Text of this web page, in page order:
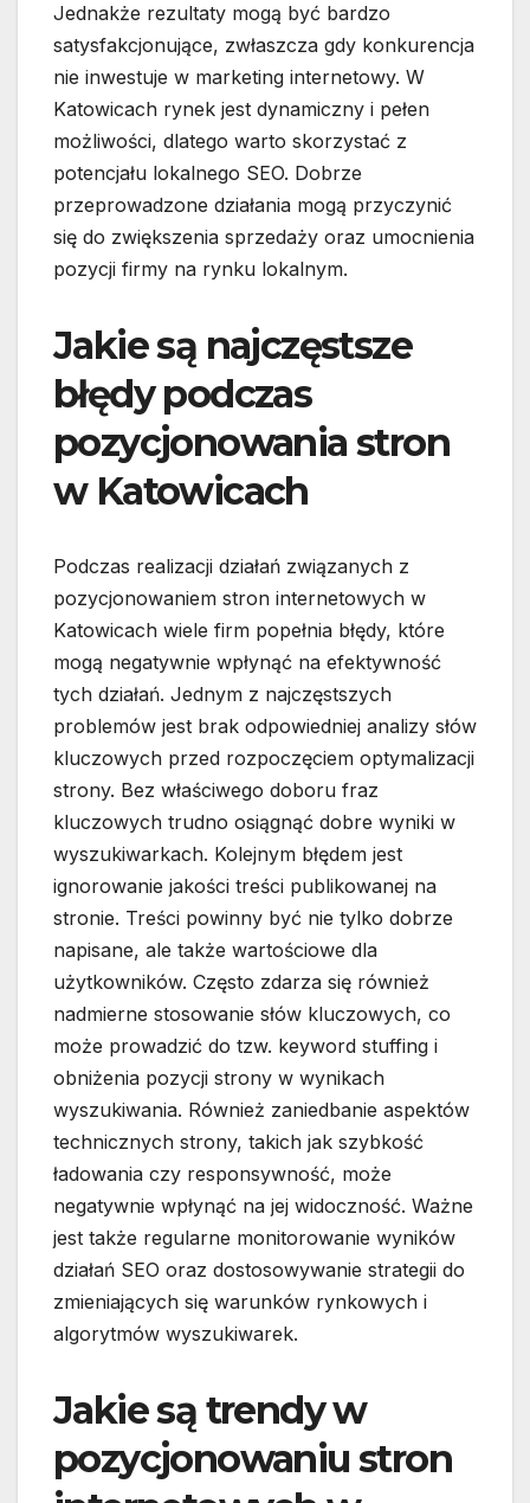
Jednakże rezultaty mogą być bardzo
satysfakcjonujące, zwłaszcza gdy konkurencja
nie inwestuje w marketing internetowy. W
Katowicach rynek jest dynamiczny i pełen
możliwości, dlatego warto skorzystać z
potencjału lokalnego SEO. Dobrze
przeprowadzone działania mogą przyczynić
się do zwiększenia sprzedaży oraz umocnienia
pozycji firmy na rynku lokalnym.
Jakie są najczęstsze
błędy podczas
pozycjonowania stron
w Katowicach
Podczas realizacji działań związanych z
pozycjonowaniem stron internetowych w
Katowicach wiele firm popełnia błędy, które
mogą negatywnie wpłynąć na efektywność
tych działań. Jednym z najczęstszych
problemów jest brak odpowiedniej analizy słów
kluczowych przed rozpoczęciem optymalizacji
strony. Bez właściwego doboru fraz
kluczowych trudno osiągnąć dobre wyniki w
wyszukiwarkach. Kolejnym błędem jest
ignorowanie jakości treści publikowanej na
stronie. Treści powinny być nie tylko dobrze
napisane, ale także wartościowe dla
użytkowników. Często zdarza się również
nadmierne stosowanie słów kluczowych, co
może prowadzić do tzw. keyword stuffing i
obniżenia pozycji strony w wynikach
wyszukiwania. Również zaniedbanie aspektów
technicznych strony, takich jak szybkość
ładowania czy responsywność, może
negatywnie wpłynąć na jej widoczność. Ważne
jest także regularne monitorowanie wyników
działań SEO oraz dostosowywanie strategii do
zmieniających się warunków rynkowych i
algorytmów wyszukiwarek.
Jakie są trendy w
pozycjonowaniu stron